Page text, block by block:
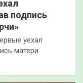
подпись
уехал
матери